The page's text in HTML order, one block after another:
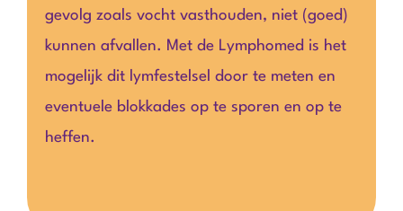
gevolg zoals vocht vasthouden, niet (goed)
kunnen afvallen. Met de Lym­phomed is het
mogelijk dit lym­fes­telsel door te meten en
eventuele blokkades op te sporen en op te
heffen.